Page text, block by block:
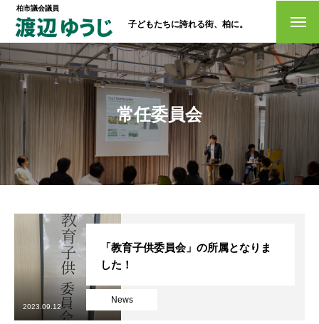
柏市議会議員
子どもたちに誇れる街、柏に。
トップページ
政策
経歴・プロフィール
活動情報
お問い合わせ
選挙ドットコム
常任委員会
News
「教育子供委員会」の所属となりま
した！
2023.09.12